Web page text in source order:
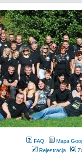
FAQ
Mapa
Rejestracja